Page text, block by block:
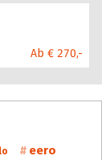
Ab € 270,-
eero